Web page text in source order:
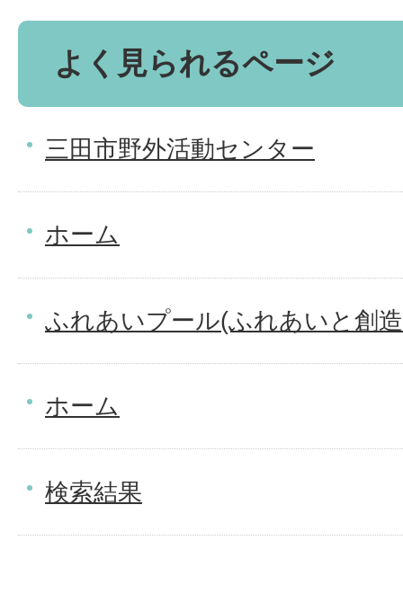
よく見られるページ
三田市野外活動センター
ホーム
ふれあいプール(ふれあいと創
ホーム
検索結果